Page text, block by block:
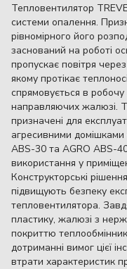
Тепловентилятор
системи опалення.
рівномірного його
заснований на роботі
пропускає повітря
якому протікає
спрямовується в
направляючих жалюзі.
призначені для
агресивними домішками
ABS-30 та AGRO ABS-
використання у
Конструкторські
підвищують безпеку
тепловентилятора.
пластику, жалюзі з
покриттю
дотриманні вимог цієї
втрати характеристик